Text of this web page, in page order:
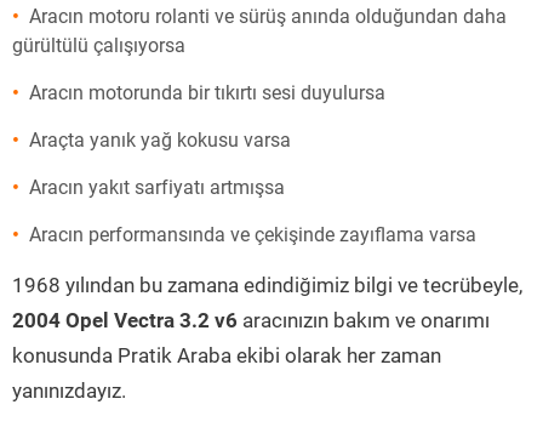
Aracın motoru rolanti ve sürüş anında olduğundan daha
gürültülü çalışıyorsa
Aracın motorunda bir tıkırtı sesi duyulursa
Araçta yanık yağ kokusu varsa
Aracın yakıt sarfiyatı artmışsa
Aracın performansında ve çekişinde zayıflama varsa
1968 yılından bu zamana edindiğimiz bilgi ve tecrübeyle,
2004 Opel Vectra 3.2 v6 aracınızın bakım ve onarımı
konusunda Pratik Araba ekibi olarak her zaman
yanınızdayız.